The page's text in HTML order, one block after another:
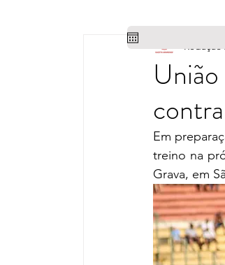
Cidade
Emprego
Câmara de Araras
Em
treino na
Grava, em